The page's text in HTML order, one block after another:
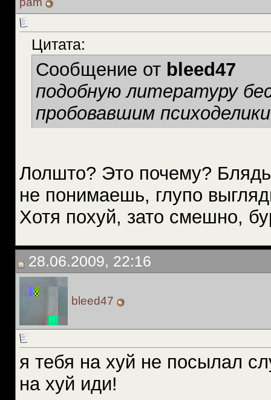
Цитата:
Сообщение от bleed47
подобную литературу
пробовавшим
Лолшто? Это почему?
не понимаешь, глупо
Хотя похуй, зато смешно,
28.06.2009, 22:16
bleed47
я тебя на хуй не посылал
на хуй иди!